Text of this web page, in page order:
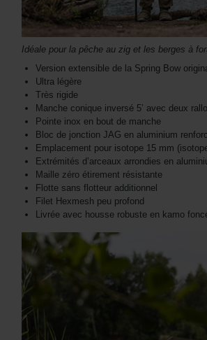
Idéale pour la pêche au zig et les berges à
Version extensible de la Spring Bow
Ultra légère
Très rigide
Manche conique inversé 5’ avec deux
Pointe inox en bout de manche
Bloc de jonction JAG en aluminium
Emplacement pour isotope 15 mm
Extrémités d’arceaux arrondies en
Maille zéro étirement résistante
Flotte sans flotteur additionnel
Filet Hexmesh peu profond
Livrée avec housse robuste en kamo